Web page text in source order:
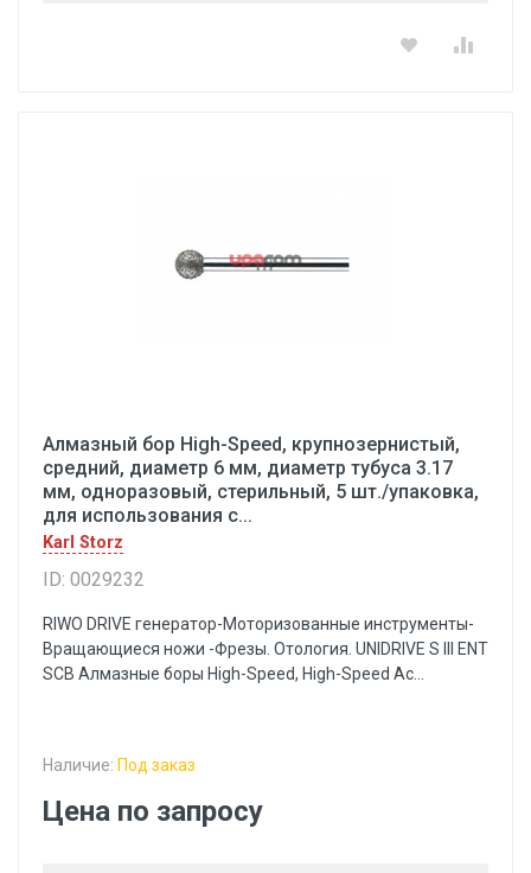
Алмазный бор High-Speed, крупнозернистый,
средний, диаметр 6 мм, диаметр тубуса 3.17
мм, одноразовый, стерильный, 5 шт./упаковка,
для использования с...
Karl Storz
ID: 0029232
RIWO DRIVE генератор-Моторизованные инструменты-
Вращающиеся ножи -Фрезы. Отология. UNIDRIVE S III ENT
SCB Алмазные боры High-Speed, High-Speed Ac...
Наличие: Под заказ
Цена по запросу